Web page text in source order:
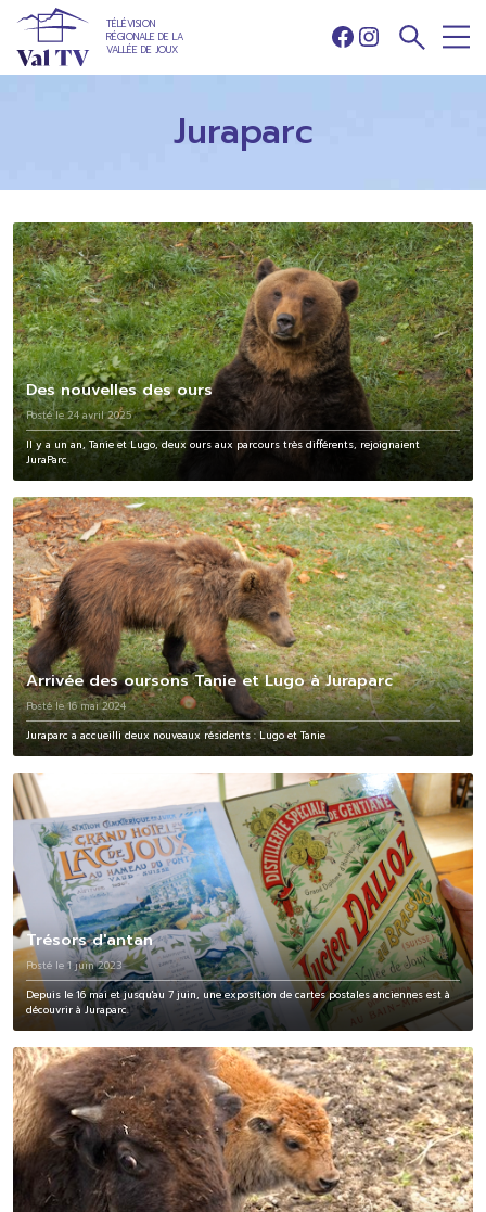
TÉLÉVISION
RÉGIONALE DE LA
VALLÉE DE JOUX
Facebook
Instagram
Juraparc
Des nouvelles des ours
Posté le 24 avril 2025
Il y a un an, Tanie et Lugo, deux ours aux parcours très différents, rejoignaient
JuraParc.
Arrivée des oursons Tanie et Lugo à Juraparc
Posté le 16 mai 2024
Juraparc a accueilli deux nouveaux résidents : Lugo et Tanie
Trésors d'antan
Posté le 1 juin 2023
Depuis le 16 mai et jusqu'au 7 juin, une exposition de cartes postales anciennes est à
découvrir à Juraparc.